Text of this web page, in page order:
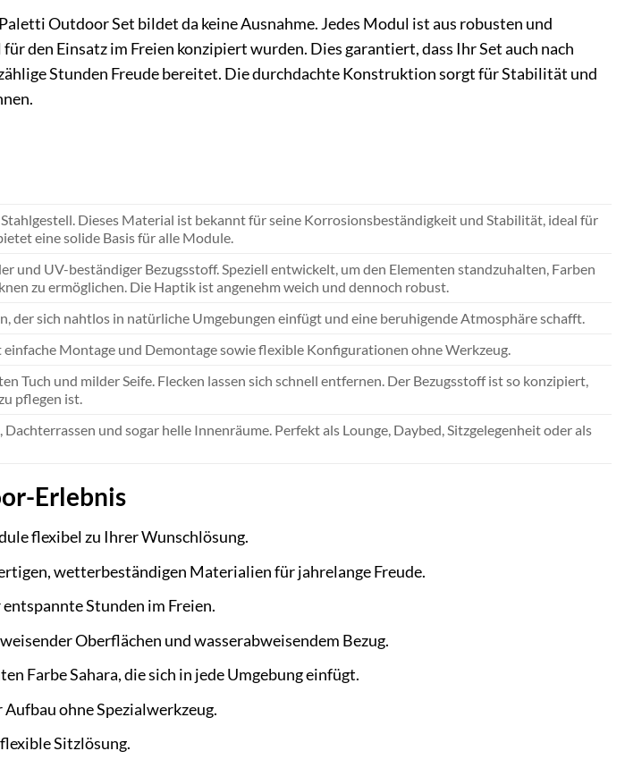
Outdoor Set bildet da keine Ausnahme. Jedes Modul ist aus robusten und
den Einsatz im Freien konzipiert wurden. Dies garantiert, dass Ihr Set auch nach
Stunden Freude bereitet. Die durchdachte Konstruktion sorgt für Stabilität und
Dieses Material ist bekannt für seine Korrosionsbeständigkeit und Stabilität, ideal für
eine solide Basis für alle Module.
und UV-beständiger Bezugsstoff. Speziell entwickelt, um den Elementen standzuhalten, Farben
zu ermöglichen. Die Haptik ist angenehm weich und dennoch robust.
der sich nahtlos in natürliche Umgebungen einfügt und eine beruhigende Atmosphäre schafft.
Montage und Demontage sowie flexible Konfigurationen ohne Werkzeug.
Tuch und milder Seife. Flecken lassen sich schnell entfernen. Der Bezugsstoff ist so konzipiert,
pflegen ist.
Dachterrassen und sogar helle Innenräume. Perfekt als Lounge, Daybed, Sitzgelegenheit oder als
Erlebnis
flexibel zu Ihrer Wunschlösung.
wetterbeständigen Materialien für jahrelange Freude.
Stunden im Freien.
Oberflächen und wasserabweisendem Bezug.
Farbe Sahara, die sich in jede Umgebung einfügt.
ohne Spezialwerkzeug.
Sitzlösung.